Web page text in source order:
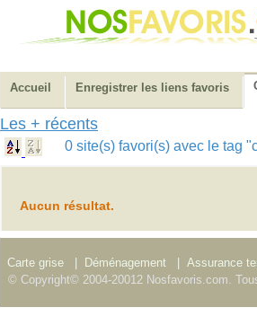
Accueil Enregistrer les liens favoris
Les + récents
0 site(s) favori(s) avec le tag
Aucun résultat.
Carte grise Déménagement Assurance
© Copyright© 2004-20012 Nosfavoris.com.